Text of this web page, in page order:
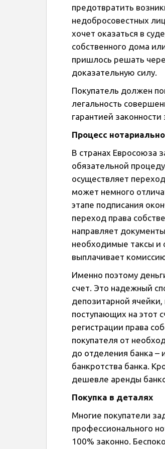
предотвратить
недобросовестных
хочет оказаться в
собственного дома
пришлось решать
доказательную силу.
Покупатель должен
легальность
гарантией
Процесс
В странах Евросоюза
обязательной
осуществляет
может немного
этапе подписания
переход права
направляет
необходимые таксы и
выплачивает
Именно поэтому
счет. Это надежный
депозитарной ячейки,
поступающих на этот
регистрации права
покупателя от
до отделения банка –
банкротства банка.
дешевле аренды
Покупка в деталях
Многие покупатели
профессионального
100% законно.